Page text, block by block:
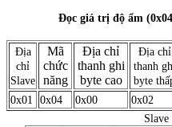
Đọc giá trị độ ẩm
Địa
chỉ
Slave
Mã
chức
năng
Địa chỉ
thanh ghi
byte cao
Địa chỉ
thanh
byte
0x01
0x04 0x00 0x02
Slave